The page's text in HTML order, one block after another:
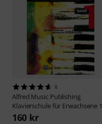
8
Alfred Music Publishing
Klavierschule für Erwachsene 1
160 kr